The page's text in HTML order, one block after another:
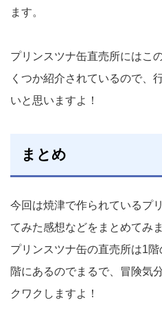
ます。
プリンスツナ缶直売所にはこ
くつか紹介されているので、
いと思いますよ！
まとめ
今回は焼津で作られているプ
てみた感想などをまとめてみま
プリンスツナ缶の直売所は1
階にあるのでまるで、冒険気
クワクしますよ！